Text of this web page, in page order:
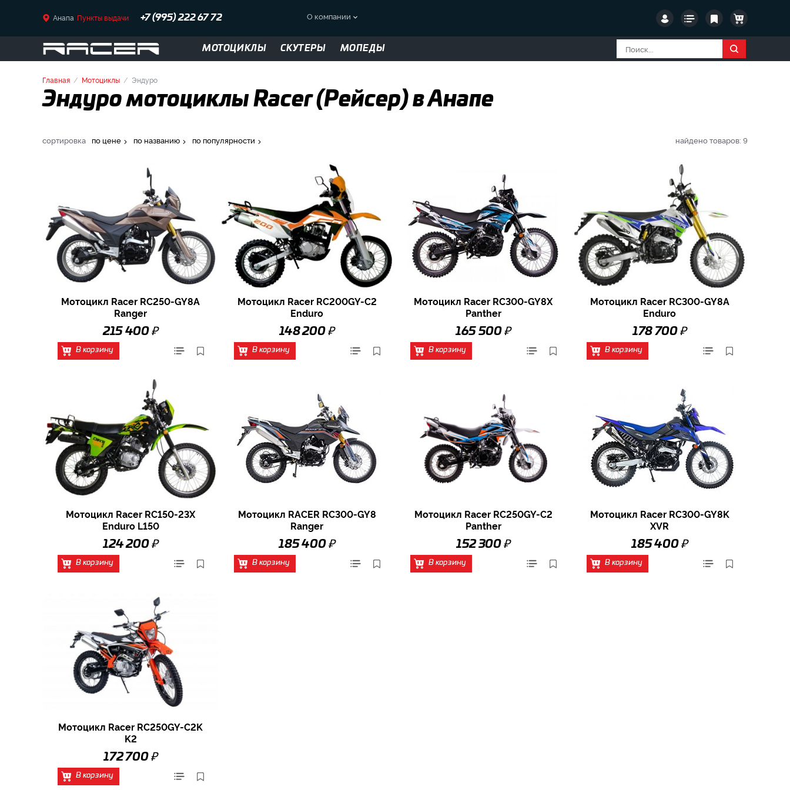
Анапа Пункты выдачи +7 (995) 222 67 72 О компании
МОТОЦИКЛЫ СКУТЕРЫ МОПЕДЫ
Главная Мотоциклы Эндуро
Эндуро мотоциклы Racer (Рейсер) в Анапе
сортировка по цене по названию по популярности найдено товаров: 9
Мотоцикл Racer RC250-GY8A
Ranger
215 400 ₽
В корзину
Мотоцикл Racer RC200GY-C2
Enduro
148 200 ₽
В корзину
Мотоцикл Racer RC300-GY8X
Panther
165 500 ₽
В корзину
Мотоцикл Racer RC300-GY8A
Enduro
178 700 ₽
В корзину
Мотоцикл Racer RC150-23X
Enduro L150
124 200 ₽
В корзину
Мотоцикл RACER RC300-GY8
Ranger
185 400 ₽
В корзину
Мотоцикл Racer RC250GY-C2
Panther
152 300 ₽
В корзину
Мотоцикл Racer RC300-GY8K
XVR
185 400 ₽
В корзину
Мотоцикл Racer RC250GY-C2K
K2
172 700 ₽
В корзину